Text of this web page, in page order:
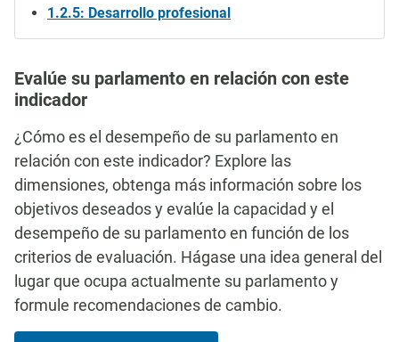
1.2.5: Desarrollo profesional
Evalúe su parlamento en relación con este
indicador
¿Cómo es el desempeño de su parlamento en
relación con este indicador? Explore las
dimensiones, obtenga más información sobre los
objetivos deseados y evalúe la capacidad y el
desempeño de su parlamento en función de los
criterios de evaluación. Hágase una idea general del
lugar que ocupa actualmente su parlamento y
formule recomendaciones de cambio.